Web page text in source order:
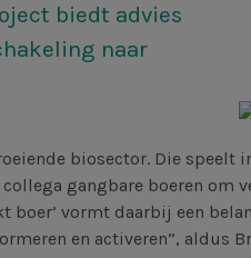
biedt advies
naar
biosector. Die speelt
gangbare boeren om
boer’ vormt daarbij een
en activeren”, aldus